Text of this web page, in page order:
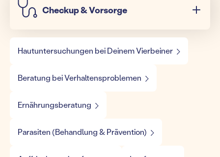
Checkup & Vorsorge
Hautuntersuchungen bei Deinem Vierbeiner
Beratung bei Verhaltensproblemen
Ernährungsberatung
Parasiten (Behandlung & Prävention)